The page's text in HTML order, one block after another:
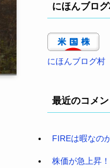
にほんブロ
にほんブログ村
最近のコメン
FIREは暇なの
株価が急上昇